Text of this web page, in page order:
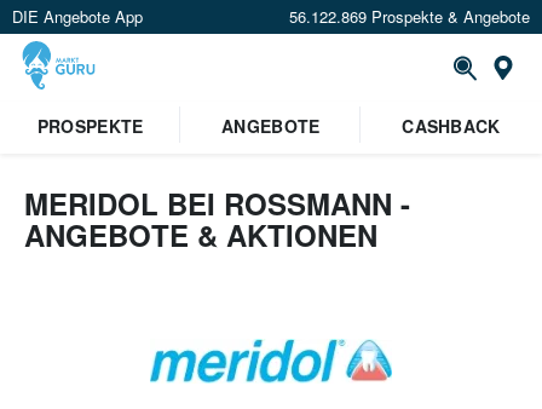
DIE Angebote App 56.122.869 Prospekte & Angebote
Standort festlegen
PROSPEKTE ANGEBOTE CASHBACK
MERIDOL BEI ROSSMANN -
ANGEBOTE & AKTIONEN